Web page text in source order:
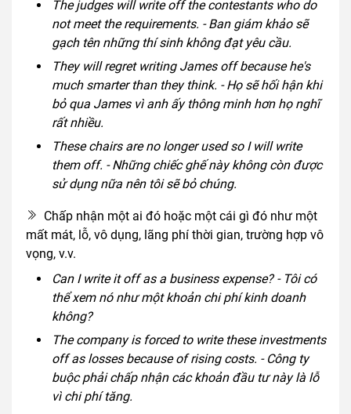
The judges will write off the contestants who do
not meet the requirements. - Ban giám khảo sẽ
gạch tên những thí sinh không đạt yêu cầu.
They will regret writing James off because he's
much smarter than they think. - Họ sẽ hối hận khi
bỏ qua James vì ​​anh ấy thông minh hơn họ nghĩ
rất nhiều.
These chairs are no longer used so I will write
them off. - Những chiếc ghế này không còn được
sử dụng nữa nên tôi sẽ bỏ chúng.
Chấp nhận một ai đó hoặc một cái gì đó như một
mất mát, lỗ, vô dụng, lãng phí thời gian, trường hợp vô
vọng, v.v.
Can I write it off as a business expense? - Tôi có
thể xem nó như một khoản chi phí kinh doanh
không?
The company is forced to write these investments
off as losses because of rising costs. - Công ty
buộc phải chấp nhận các khoản đầu tư này là lỗ
vì chi phí tăng.